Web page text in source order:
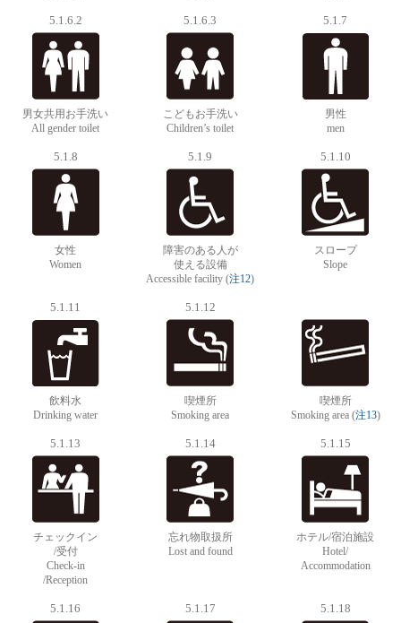
5.1.6.2
男女共用お手洗い
All gender toilet
5.1.6.3
こどもお手洗い
Children’s toilet
5.1.7
男性
men
5.1.8
女性
Women
5.1.9
障害のある人が
使える設備
Accessible facility (注12)
5.1.10
スロープ
Slope
5.1.11
飲料水
Drinking water
5.1.12
喫煙所
Smoking area
喫煙所
Smoking area (注13)
5.1.13
チェックイン
/受付
Check-in
/Reception
5.1.14
忘れ物取扱所
Lost and found
5.1.15
ホテル/宿泊施設
Hotel/
Accommodation
5.1.16 5.1.17 5.1.18